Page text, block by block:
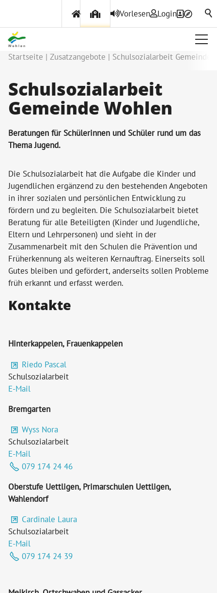
Login
Vorlesen
Startseite Zusatzangebote Schulsozialarbeit Gemeinde
Schulsozialarbeit
Gemeinde Wohlen
Beratungen für Schülerinnen und Schüler rund um das
Thema Jugend.
Die Schulsozialarbeit hat die Aufgabe die Kinder und
Jugendlichen ergänzend zu den bestehenden Angeboten
in ihrer sozialen und persönlichen Entwicklung zu
fördern und zu begleiten. Die Schulsozialarbeit bietet
Beratung für alle Beteiligten (Kinder und Jugendliche,
Eltern und Lehrpersonen) und sieht in der
Zusammenarbeit mit den Schulen die Prävention und
Früherkennung als weiteren Kernauftrag. Einerseits soll
Gutes bleiben und gefördert, anderseits sollen Probleme
früh erkannt und erfasst werden.
Kontakte
Hinterkappelen, Frauenkappelen
Riedo Pascal
Schulsozialarbeit
E-Mail
Bremgarten
Wyss Nora
Schulsozialarbeit
E-Mail
079 174 24 46
Oberstufe Uettligen, Primarschulen Uettligen,
Wahlendorf
Cardinale Laura
Schulsozialarbeit
E-Mail
079 174 24 39